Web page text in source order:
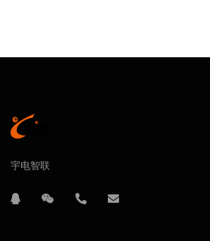
宇电智联